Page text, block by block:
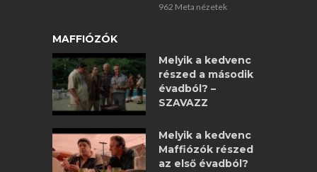
962 Meta nézetek
MAFFIÓZÓK
Melyik a kedvenc
részed a második
évadból? –
SZAVAZZ
Melyik a kedvenc
Maffiózók részed
az első évadból?